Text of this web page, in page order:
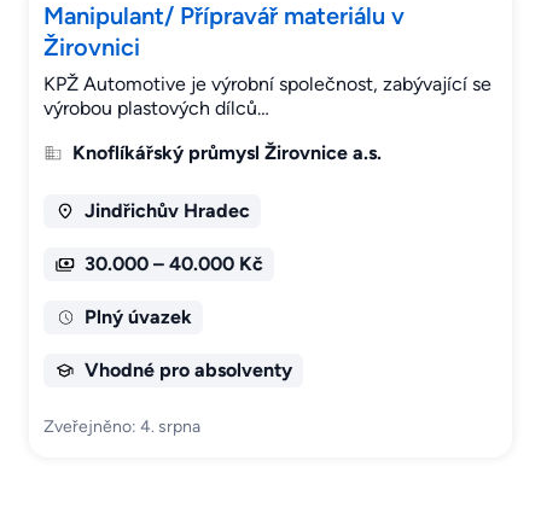
Manipulant/ Přípravář materiálu v
Žirovnici
KPŽ Automotive je výrobní společnost, zabývající se
výrobou plastových dílců…
Knoflíkářský průmysl Žirovnice a.s.
Jindřichův Hradec
30.000 – 40.000 Kč
Plný úvazek
Vhodné pro absolventy
Zveřejněno: 4. srpna